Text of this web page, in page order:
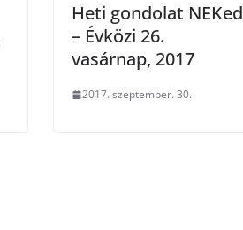
Heti gondolat NEKed
– Évközi 26.
vasárnap, 2017
2017. szeptember. 30.